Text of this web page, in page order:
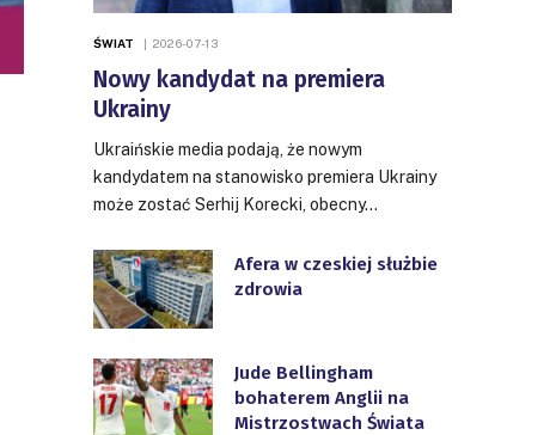
ŚWIAT 2026-07-13
Nowy kandydat na premiera
Ukrainy
Ukraińskie media podają, że nowym
kandydatem na stanowisko premiera Ukrainy
może zostać Serhij Korecki, obecny…
Afera w czeskiej służbie
zdrowia
Jude Bellingham
bohaterem Anglii na
Mistrzostwach Świata